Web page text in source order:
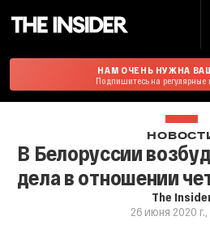
НАМ ОЧЕНЬ НУЖНА
Подпишитесь на регулярные
В Белоруссии
дела в отношении
The
26 июня 2020 г.,